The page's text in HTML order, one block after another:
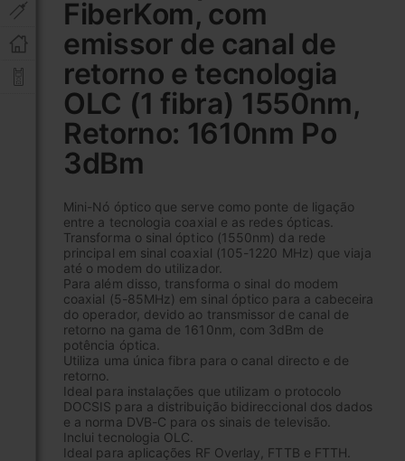
FiberKom, com
emissor de canal de
retorno e tecnologia
OLC (1 fibra) 1550nm,
Retorno: 1610nm Po
3dBm
Mini-Nó óptico que serve como ponte de ligação
entre a tecnologia coaxial e as redes ópticas.
Transforma o sinal óptico (1550nm) da rede
principal em sinal coaxial (105-1220 MHz) que viaja
até o modem do utilizador.
Para além disso, transforma o sinal do modem
coaxial (5-85MHz) em sinal óptico para a cabeceira
do operador, devido ao transmissor de canal de
retorno na gama de 1610nm, com 3dBm de
potência óptica.
Utiliza uma única fibra para o canal directo e de
retorno.
Ideal para instalações que utilizam o protocolo
DOCSIS para a distribuição bidireccional dos dados
e a norma DVB-C para os sinais de televisão.
Inclui tecnologia OLC.
Ideal para aplicações RF Overlay, FTTB e FTTH.
início
da
Galeria
imagens